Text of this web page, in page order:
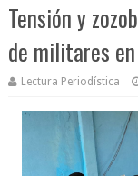
Tensión y
de militares
Lectura Periodística